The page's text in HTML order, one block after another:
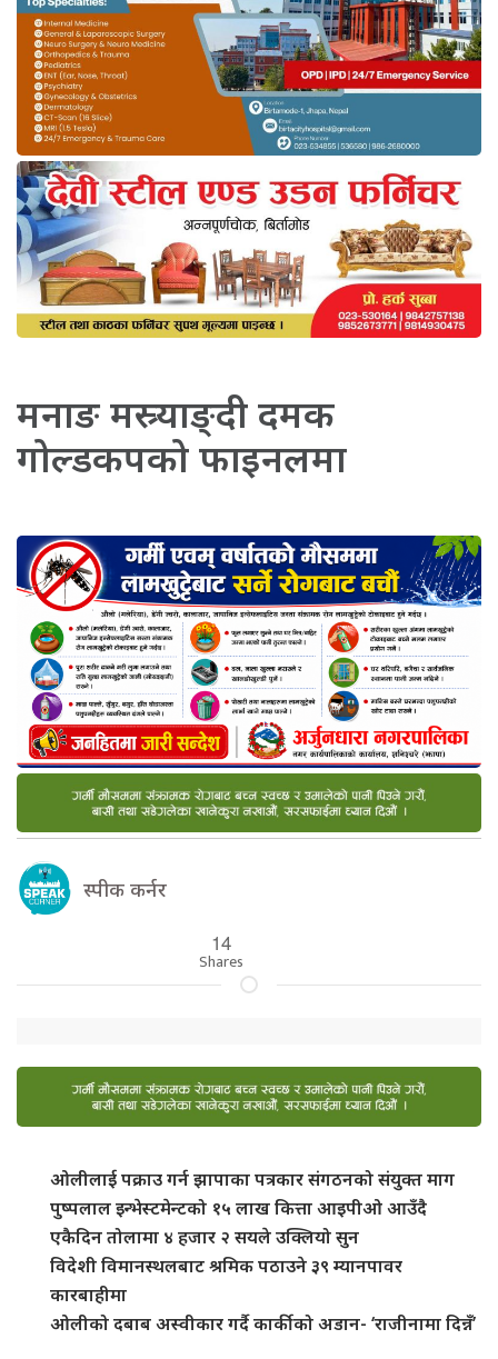
मनाङ मस्र्याङ्दी दमक
गोल्डकपको फाइनलमा
स्पीक कर्नर
14
Shares
ओलीलाई पक्राउ गर्न झापाका पत्रकार संगठनको संयुक्त माग
पुष्पलाल इन्भेस्टमेन्टको १५ लाख कित्ता आइपीओ आउँदै
एकैदिन तोलामा ४ हजार २ सयले उक्लियो सुन
विदेशी विमानस्थलबाट श्रमिक पठाउने ३९ म्यानपावर
कारबाहीमा
ओलीको दबाब अस्वीकार गर्दै कार्कीको अडान- ‘राजीनामा दिन्नँ’